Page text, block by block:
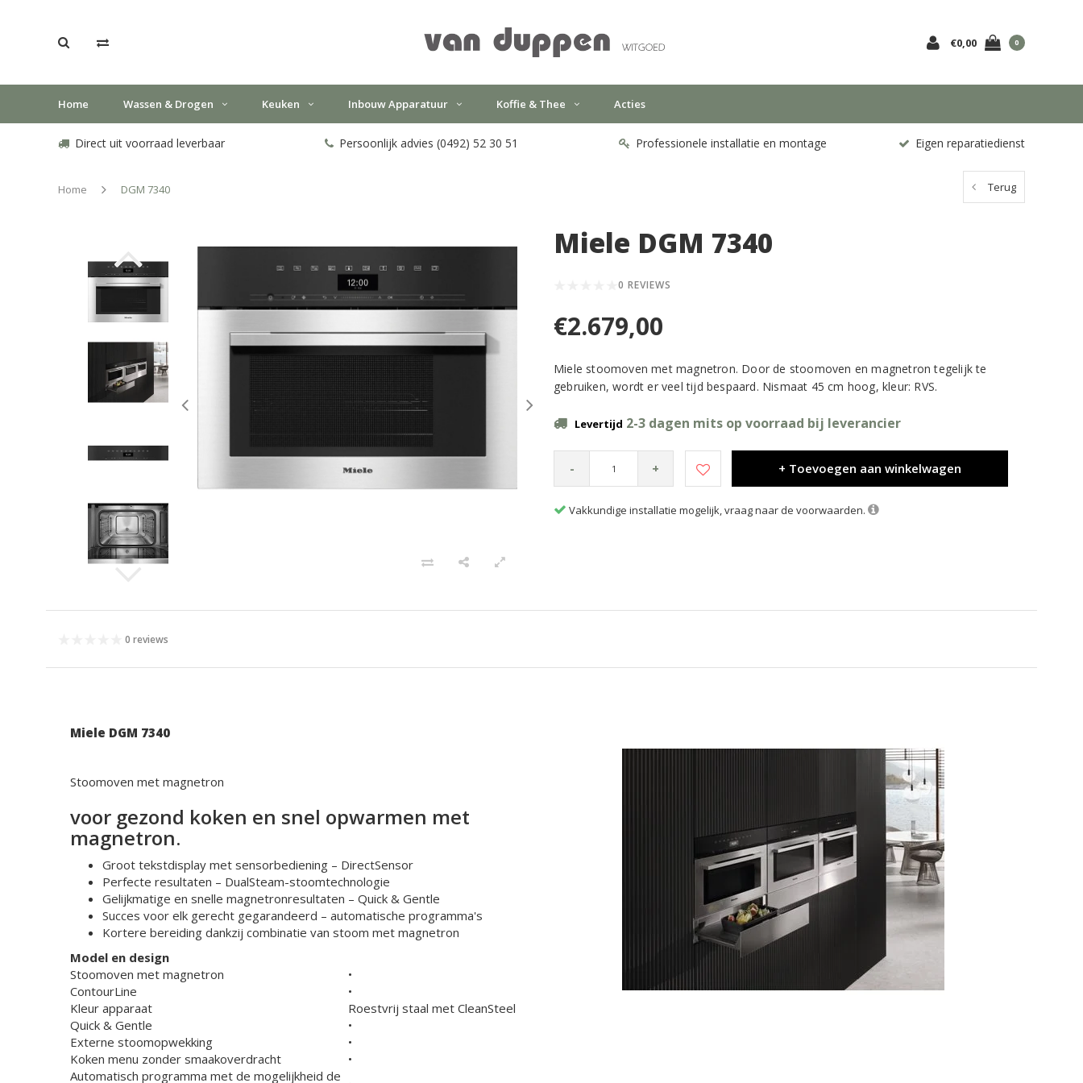
€0,00 0
Home Wassen & Drogen Keuken Inbouw Apparatuur Koffie & Thee Acties
Direct uit voorraad leverbaar Persoonlijk advies (0492) 52 30 51 Professionele installatie en montage Eigen reparatiedienst
Home DGM 7340 Terug
Miele DGM 7340
0 REVIEWS
€2.679,00
Miele stoomoven met magnetron. Door de stoomoven en magnetron tegelijk te
gebruiken, wordt er veel tijd bespaard. Nismaat 45 cm hoog, kleur: RVS.
Levertijd 2-3 dagen mits op voorraad bij leverancier
- + + Toevoegen aan winkelwagen
Vakkundige installatie mogelijk, vraag naar de voorwaarden.
0 reviews
Miele DGM 7340
Stoomoven met magnetron
voor gezond koken en snel opwarmen met
magnetron.
Groot tekstdisplay met sensorbediening – DirectSensor
Perfecte resultaten – DualSteam-stoomtechnologie
Gelijkmatige en snelle magnetronresultaten – Quick & Gentle
Succes voor elk gerecht gegarandeerd – automatische programma's
Kortere bereiding dankzij combinatie van stoom met magnetron
Model en design
Stoomoven met magnetron
•
ContourLine
•
Kleur apparaat
Roestvrij staal met CleanSteel
Quick & Gentle
•
Externe stoomopwekking
•
Koken menu zonder smaakoverdracht
•
Automatisch programma met de mogelijkheid de